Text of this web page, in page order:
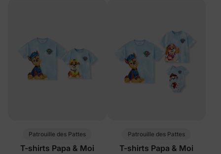
Patrouille des Pattes
T-shirts Papa & Moi
Patrouille des Pattes
T-shirts Papa & Moi